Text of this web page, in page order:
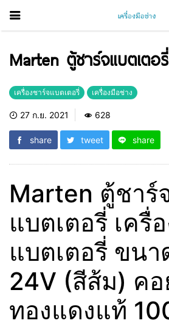
Marten ตู้ชาร์จแบตเตอรี่
เครื่องชาร์จแบตเตอรี่ เครื่องมือช่าง
27 ก.ย. 2021 628
share tweet share
Marten ตู้ชาร์
แบตเตอรี่ เครื่
แบตเตอรี่ ขน
24V (สีส้ม) ค
ทองแดงแท้